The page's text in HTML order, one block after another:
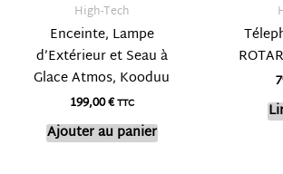
High-Tech
Enceinte, Lampe
d’Extérieur et Seau à
Glace Atmos, Kooduu
199,00€TTC
Ajouter au panier